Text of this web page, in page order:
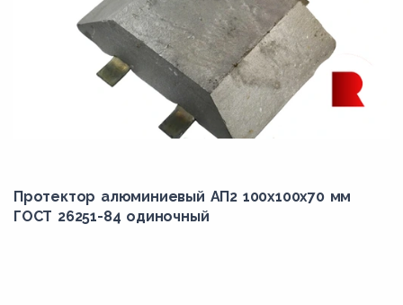
Протектор алюминиевый АП2 100х100х70 мм
ГОСТ 26251-84 одиночный